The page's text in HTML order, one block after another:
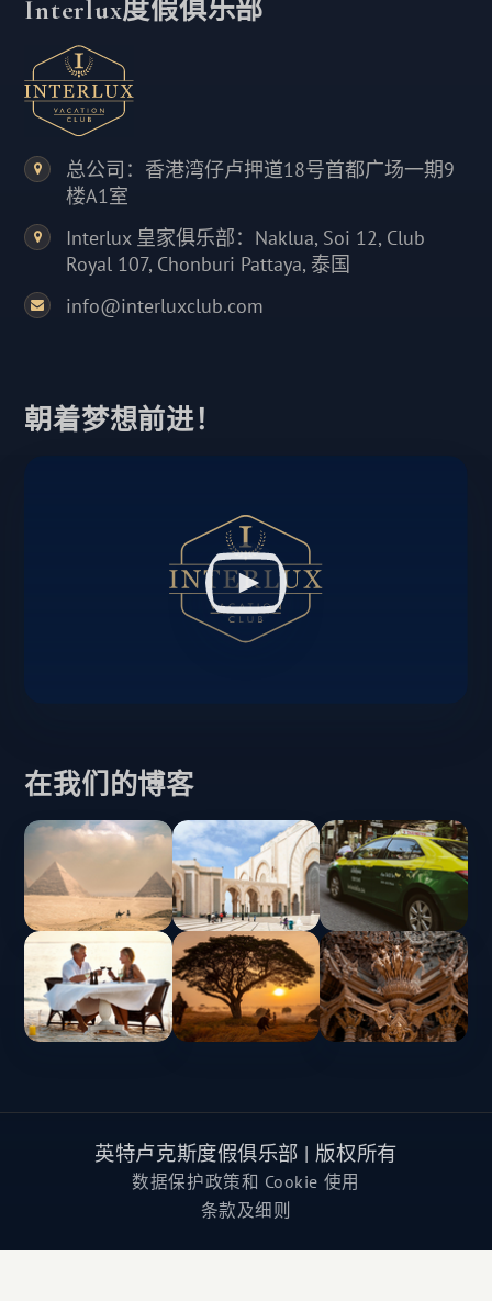
Interlux度假俱乐部
总公司：香港湾仔卢押道18号首都广场一期9
楼A1室
Interlux 皇家俱乐部：Naklua, Soi 12, Club
Royal 107, Chonburi Pattaya, 泰国
info@interluxclub.com
朝着梦想前进！
在我们的博客
英特卢克斯度假俱乐部 | 版权所有
数据保护政策和 Cookie 使用
条款及细则